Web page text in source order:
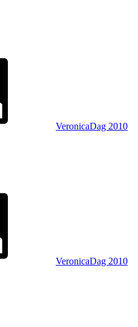
VeronicaDag 2010
VeronicaDag 2010